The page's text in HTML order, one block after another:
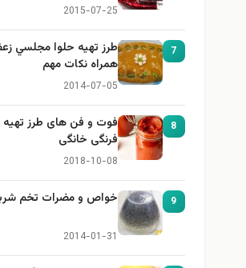
2015-07-25
7
طرز تهيه حلوا مجلسي
همراه نكات مهم
2014-07-05
8
فوت و فن های طرز
فرنگی خانگی
2018-10-08
9 خواص و مضرات تخم
2014-01-31